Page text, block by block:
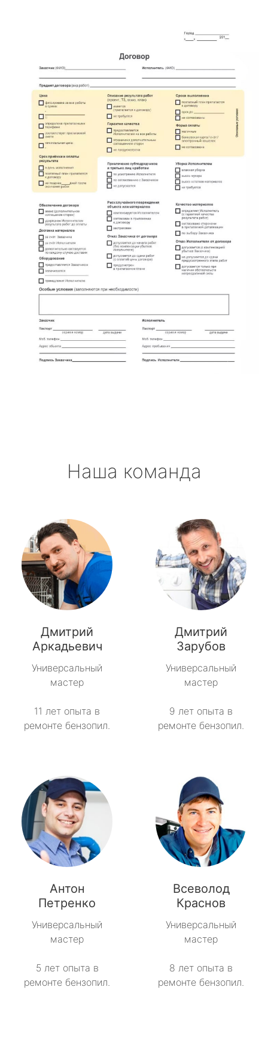
Наша команда
Дмитрий
Аркадьевич
Универсальный
мастер
11 лет опыта в
ремонте бензопил.
Дмитрий
Зарубов
Универсальный
мастер
9 лет опыта в
ремонте бензопил.
Антон
Петренко
Универсальный
мастер
5 лет опыта в
ремонте бензопил.
Всеволод
Краснов
Универсальный
мастер
8 лет опыта в
ремонте бензопил.